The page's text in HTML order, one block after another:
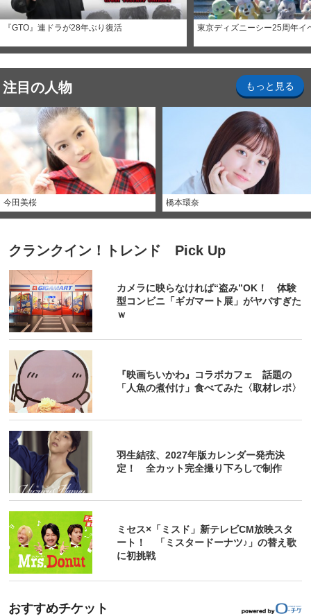
『GTO』連ドラが28年ぶり復活 東京ディズニーシー25周年イ
注目の人物 もっと見る
今田美桜 橋本環奈
クランクイン！トレンド Pick Up
カメラに映らなければ“盗み”OK！ 体験
型コンビニ「ギガマート展」がヤバすぎた
ｗ
『映画ちいかわ』コラボカフェ 話題の
「人魚の煮付け」食べてみた〈取材レポ〉
羽生結弦、2027年版カレンダー発売決
定！ 全カット完全撮り下ろしで制作
ミセス×「ミスド」新テレビCM放映スタ
ート！ 「ミスタードーナツ♪」の替え歌
に初挑戦
おすすめチケット